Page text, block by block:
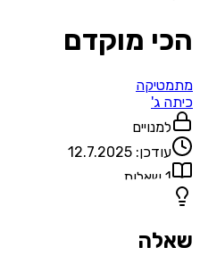
הכי מוקדם
מתמטיקה
כיתה ג'
למנויים
עודכן: 12.7.2025
1 שאלות
שאלה